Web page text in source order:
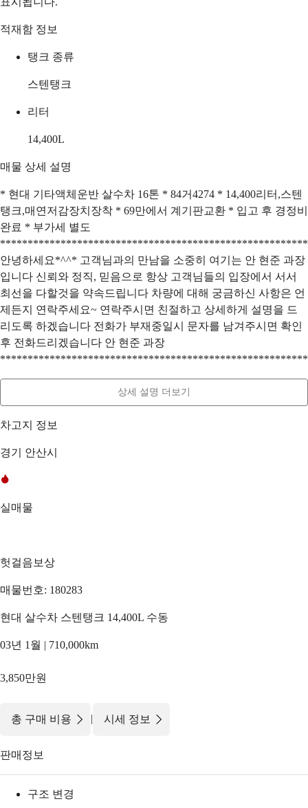
적재함 정보
탱크 종류
스텐탱크
리터
14,400L
매물 상세 설명
* 현대 기타액체운반 살수차 16톤 * 84거4274 * 14,400리터,스텐
탱크,매연저감장치장착 * 69만에서 계기판교환 * 입고 후 경정비
완료 * 부가세 별도
안녕하세요*^^* 고객님과의 만남을 소중히 여기는 안 현준 과장
입니다 신뢰와 정직, 믿음으로 항상 고객님들의 입장에서 서서
최선을 다할것을 약속드립니다 차량에 대해 궁금하신 사항은 언
제든지 연락주세요~ 연락주시면 친절하고 상세하게 설명을 드
리도록 하겠습니다 전화가 부재중일시 문자를 남겨주시면 확인
후 전화드리겠습니다 안 현준 과장
상세 설명 더보기
차고지 정보
경기 안산시
실매물
헛걸음보상
매물번호: 180283
현대 살수차 스텐탱크 14,400L 수동
03년 1월 | 710,000km
3,850만원
총 구매 비용 | 시세 정보
판매정보
구조 변경